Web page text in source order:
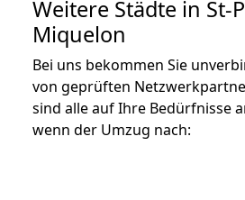
Weitere Städte in St-
Miquelon
Bei uns bekommen Sie
von geprüften
sind alle auf Ihre Bedürfnisse
wenn der Umzug nach: